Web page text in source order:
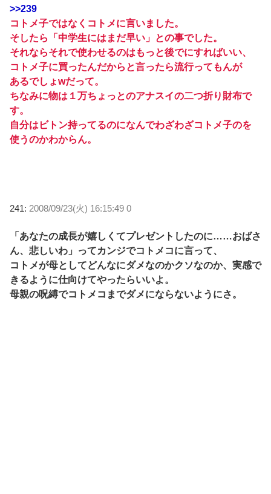
>>239
コトメ子ではなくコトメに言いました。
そしたら「中学生にはまだ早い」との事でした。
それならそれで使わせるのはもっと後でにすればいい、
コトメ子に買ったんだからと言ったら流行ってもんが
あるでしょwだって。
ちなみに物は１万ちょっとのアナスイの二つ折り財布で
す。
自分はビトン持ってるのになんでわざわざコトメ子のを
使うのかわからん。
241: 2008/09/23(火) 16:15:49 0
「あなたの成長が嬉しくてプレゼントしたのに……おばさ
ん、悲しいわ」ってカンジでコトメコに言って、
コトメが母としてどんなにダメなのかクソなのか、実感で
きるように仕向けてやったらいいよ。
母親の呪縛でコトメコまでダメにならないようにさ。